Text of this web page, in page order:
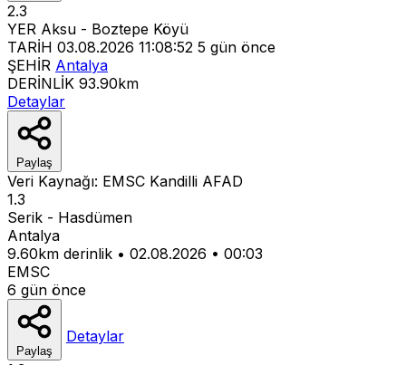
2.3
YER Aksu - Boztepe Köyü
TARİH 03.08.2026 11:08:52 5 gün önce
ŞEHİR Antalya
DERİNLİK 93.90km
Detaylar
Paylaş
Veri Kaynağı: EMSC Kandilli AFAD
1.3
Serik - Hasdümen
Antalya
9.60km derinlik • 02.08.2026 • 00:03
EMSC
6 gün önce
Paylaş
Detaylar